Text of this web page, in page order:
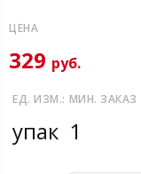
ЦЕНА
329 руб.
ЕД. ИЗМ.:
упак
МИН. ЗАКАЗ
1